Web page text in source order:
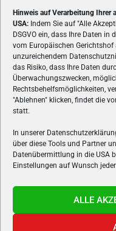
Hinweis auf Verarbeitung Ihrer
USA: Indem Sie auf "Alle
DSGVO ein, dass Ihre Daten in
vom Europäischen
unzureichendem
das Risiko, dass Ihre Daten
Überwachungszwecken,
Rechtsbehelfsmöglichkeiten,
"Ablehnen" klicken, findet die
statt.
In unserer
über diese Tools und Partner
Datenübermittlung in die USA
Einstellungen auf Wunsch
ALLE
VON GAMERN, FÜR
Spielemagazin
Reviews und Videos zu
Hardware und